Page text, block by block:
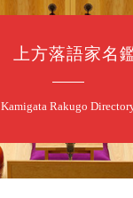
上方落語家名
Kamigata Rakugo